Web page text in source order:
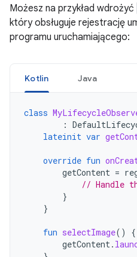
Możesz na przykład wdrożyć
który obsługuje rejestrację
programu uruchamiającego:
Kotlin Java
class
:
lateinit var
override fun
getContent =
// Handle
}
}
fun selectImage()
{
getContent.